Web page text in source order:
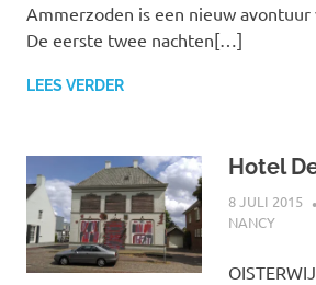
Ammerzoden is een nieuw avontuur
De eerste twee nachten[…]
LEES VERDER
Hotel
8 JULI 2015
NANCY